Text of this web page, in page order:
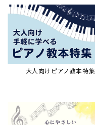
大人向けピアノ教本特集